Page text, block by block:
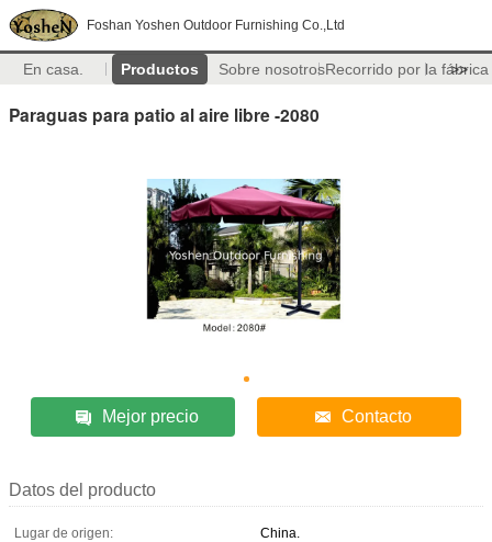
Foshan Yoshen Outdoor Furnishing Co.,Ltd
En casa. Productos Sobre nosotrosRecorrido por la fábrica
>>
Paraguas para patio al aire libre -2080
Mejor precio Contacto
Datos del producto
Lugar de origen:
China.